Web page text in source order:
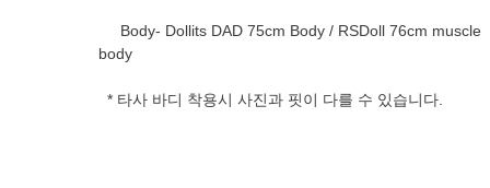
Body- Dollits DAD 75cm Body / RSDoll 76cm muscle
body
* 타사 바디 착용시 사진과 핏이 다를 수 있습니다.